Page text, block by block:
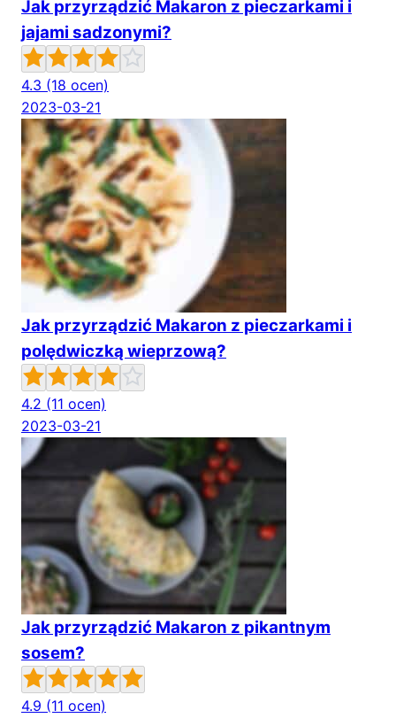
Jak przyrządzić Makaron z pieczarkami i
jajami sadzonymi?
4.3 (18 ocen)
2023-03-21
Jak przyrządzić Makaron z pieczarkami i
polędwiczką wieprzową?
4.2 (11 ocen)
2023-03-21
Jak przyrządzić Makaron z pikantnym
sosem?
4.9 (11 ocen)